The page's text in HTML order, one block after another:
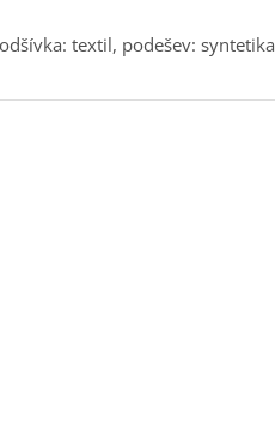
textil, podešev: syntetika